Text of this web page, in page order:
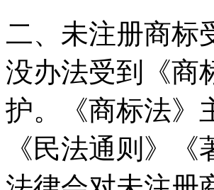
二、未注册商
没办法受到《商
护。《商标法》
《民法通则》